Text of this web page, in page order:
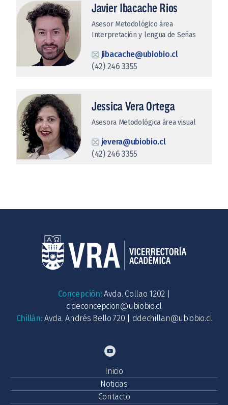
Javier Ibacache Rios
Asesor Metodológico área
Interpretación y lengua de Señas
jibacache@ubiobio.cl
(42) 246 3355
Jessica Vera Ortega
Asesora Metodológica área visual
jevera@ubiobio.cl
(42) 246 3355
Concepción:Avda. Collao 1202 |
ddeconcepcion@ubiobio.cl
Chillán:Avda. Andrés Bello 720 | ddechillan@ubiobio.cl
Inicio
Noticias
Contacto